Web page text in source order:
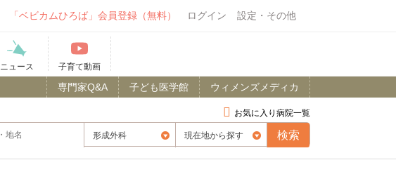
「ベビカムひろば」会員登録（無料） ログイン 設定・その他
ニュース 子育て動画
ウィメンズメディカ
子ども医学館
専門家Q&A
お気に入り病院一覧